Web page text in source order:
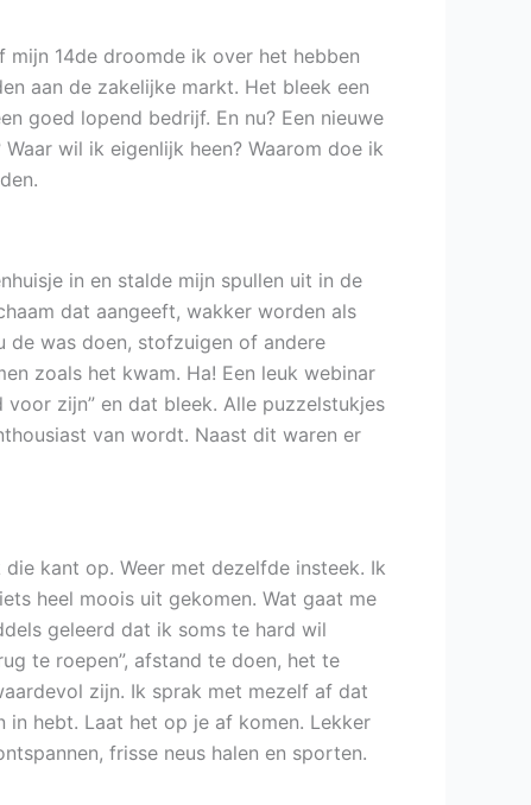
14de droomde ik over het hebben
aan de zakelijke markt. Het bleek een
goed lopend bedrijf. En nu? Een nieuwe
wil ik eigenlijk heen? Waarom doe ik
in en stalde mijn spullen uit in de
dat aangeeft, wakker worden als
de was doen, stofzuigen of andere
zoals het kwam. Ha! Een leuk webinar
zijn” en dat bleek. Alle puzzelstukjes
van wordt. Naast dit waren er
kant op. Weer met dezelfde insteek. Ik
heel moois uit gekomen. Wat gaat me
geleerd dat ik soms te hard wil
te roepen”, afstand te doen, het te
zijn. Ik sprak met mezelf af dat
hebt. Laat het op je af komen. Lekker
frisse neus halen en sporten.